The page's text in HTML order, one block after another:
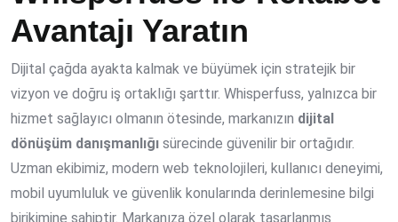
Avantajı Yaratın
Dijital çağda ayakta kalmak ve büyümek için stratejik bir
vizyon ve doğru iş ortaklığı şarttır. Whisperfuss, yalnızca bir
hizmet sağlayıcı olmanın ötesinde, markanızın dijital
dönüşüm danışmanlığı sürecinde güvenilir bir ortağıdır.
Uzman ekibimiz, modern web teknolojileri, kullanıcı deneyimi,
mobil uyumluluk ve güvenlik konularında derinlemesine bilgi
birikimine sahiptir. Markanıza özel olarak tasarlanmış